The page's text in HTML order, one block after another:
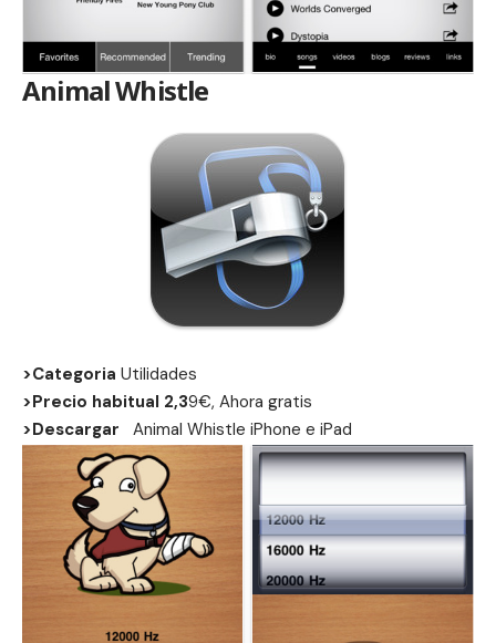
Animal Whistle
>Categoria Utilidades
>Precio habitual 2,39€, Ahora gratis
>Descargar
Animal Whistle iPhone e iPad